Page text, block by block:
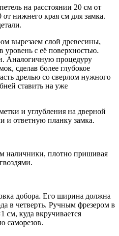
на расстоянии 20 см от
нижнего края см для замка.
вырезаем слой древесины,
уровень с её поверхностью.
Аналогичную процедуру
сделав более глубокое
дрелью со сверлом нужного
ставить на уже
и углубления на дверной
и ответную планку замка.
наличники, плотно пришивая
добора. Его ширина должна
в четверть. Ручным фрезером в
см, куда вкручивается
саморезов.